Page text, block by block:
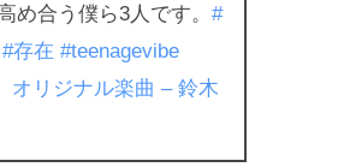
め合う僕ら3人です。 #
#存在 #teenagevibe
オリジナル楽曲 – 鈴木